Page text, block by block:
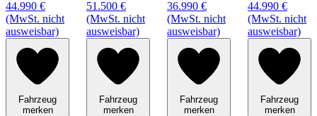
44.990 €
(MwSt. nicht
ausweisbar)
Fahrzeug
merken
51.500 €
(MwSt. nicht
ausweisbar)
Fahrzeug
merken
36.990 €
(MwSt. nicht
ausweisbar)
Fahrzeug
merken
44.990 €
(MwSt. nicht
ausweisbar)
Fahrzeug
merken